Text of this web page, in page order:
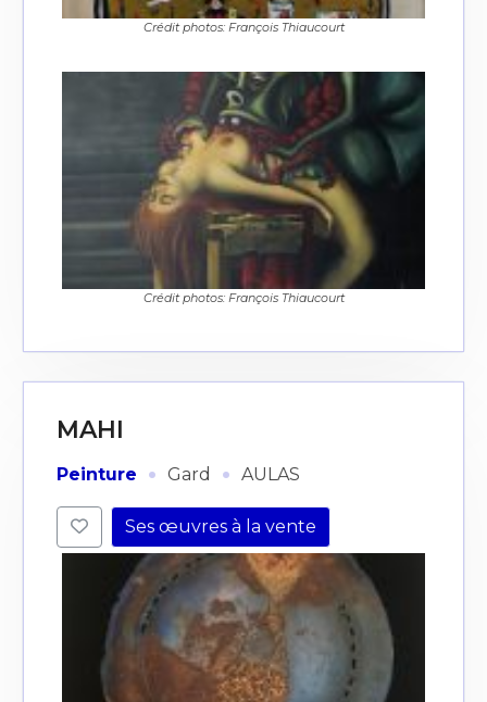
Crédit photos: François Thiaucourt
Crédit photos: François Thiaucourt
MAHI
Peinture · Gard · AULAS
Ses œuvres à la vente